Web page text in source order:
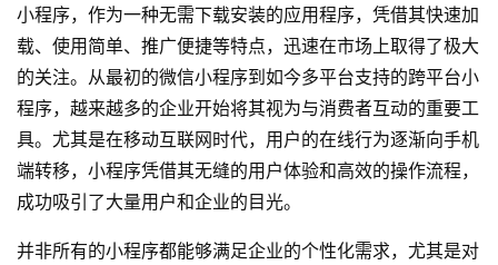
小程序，作为一种无需下载安装的应用程序，凭借其快速加
载、使用简单、推广便捷等特点，迅速在市场上取得了极大
的关注。从最初的微信小程序到如今多平台支持的跨平台小
程序，越来越多的企业开始将其视为与消费者互动的重要工
具。尤其是在移动互联网时代，用户的在线行为逐渐向手机
端转移，小程序凭借其无缝的用户体验和高效的操作流程，
成功吸引了大量用户和企业的目光。
并非所有的小程序都能够满足企业的个性化需求，尤其是对